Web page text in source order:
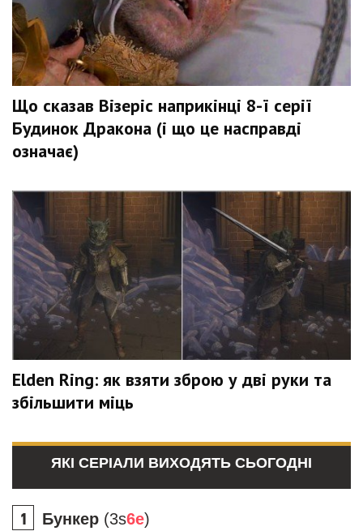
Що сказав Візеріс наприкінці 8-ї серії
Будинок Дракона (і що це насправді
означає)
Elden Ring: як взяти зброю у дві руки та
збільшити міць
ЯКІ СЕРІАЛИ ВИХОДЯТЬ СЬОГОДНІ
Бункер (3s6e)